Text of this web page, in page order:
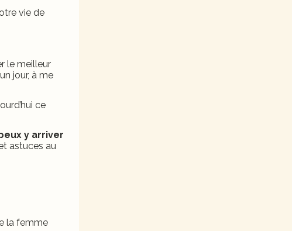
vie de
le meilleur
jour, à me
ce
y arriver
astuces au
la femme